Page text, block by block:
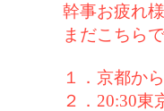
幹事お疲れ
まだこちら
１．京都か
２．20:30